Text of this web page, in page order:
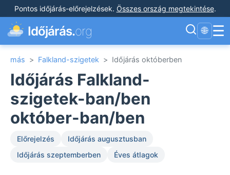
Pontos időjárás-előrejelzések. Összes ország megtekintése.
Időjárás.org 🌐 ☰
más > Falkland-szigetek > Időjárás októberben
Időjárás Falkland-
szigetek-ban/ben
október-ban/ben
Előrejelzés
Időjárás augusztusban
Időjárás szeptemberben
Éves átlagok